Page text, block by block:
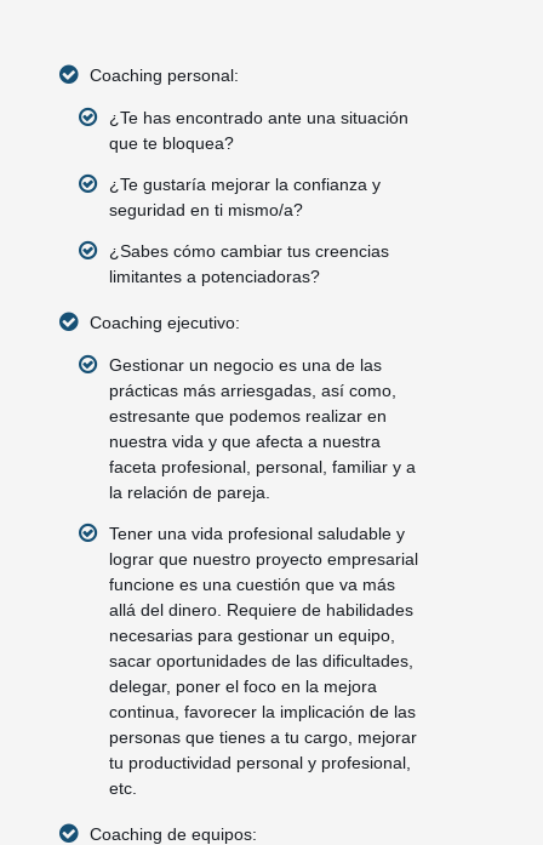
Coaching personal:
¿Te has encontrado ante una situación
que te bloquea?
¿Te gustaría mejorar la confianza y
seguridad en ti mismo/a?
¿Sabes cómo cambiar tus creencias
limitantes a potenciadoras?
Coaching ejecutivo:
Gestionar un negocio es una de las
prácticas más arriesgadas, así como,
estresante que podemos realizar en
nuestra vida y que afecta a nuestra
faceta profesional, personal, familiar y a
la relación de pareja.
Tener una vida profesional saludable y
lograr que nuestro proyecto empresarial
funcione es una cuestión que va más
allá del dinero. Requiere de habilidades
necesarias para gestionar un equipo,
sacar oportunidades de las dificultades,
delegar, poner el foco en la mejora
continua, favorecer la implicación de las
personas que tienes a tu cargo, mejorar
tu productividad personal y profesional,
etc.
Coaching de equipos: